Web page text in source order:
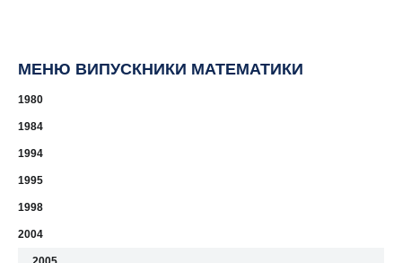
МЕНЮ ВИПУСКНИКИ МАТЕМАТИКИ
1980
1984
1994
1995
1998
2004